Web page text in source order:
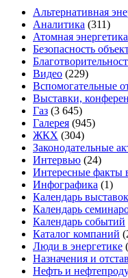
Альтернативная
Аналитика (311)
Атомная энергетика
Безопасность
Видео (229)
Вспомогательные
Выставки,
Газ (3 645)
Галерея (945)
ЖКХ (304)
Законодательные
Интервью (24)
Интересные факты
Инфографика (1)
Календарь выставок
Календарь
Календарь событий
Каталог компаний
Люди в энергетике
Назначения и
Нефть и